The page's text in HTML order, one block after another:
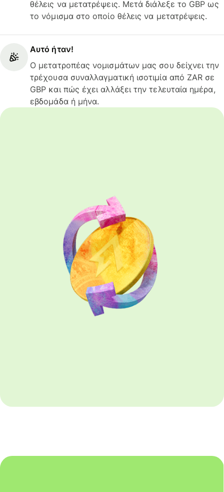
θέλεις να μετατρέψεις. Μετά διάλεξε το GBP ως
το νόμισμα στο οποίο θέλεις να μετατρέψεις.
Αυτό ήταν!
Ο μετατροπέας νομισμάτων μας σου δείχνει την
τρέχουσα συναλλαγματική ισοτιμία από ZAR σε
GBP και πώς έχει αλλάξει την τελευταία ημέρα,
εβδομάδα ή μήνα.